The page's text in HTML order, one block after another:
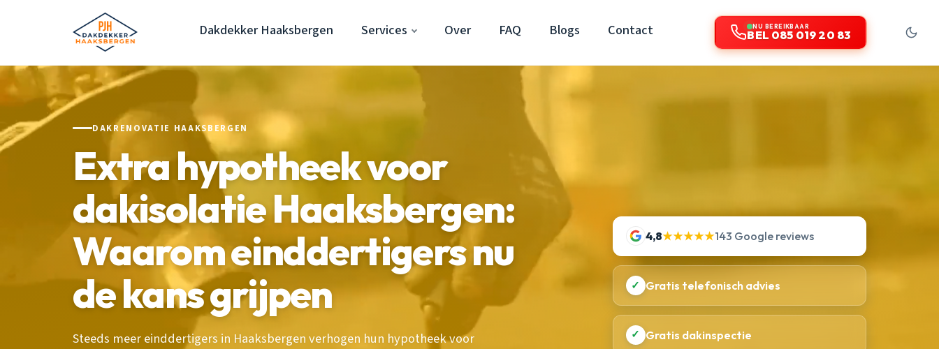
Dakdekker Haaksbergen Services Over FAQ Blogs Contact NU BEREIKBAAR
BEL 085 019 20 83
DAKRENOVATIE HAAKSBERGEN
Extra hypotheek voor
dakisolatie Haaksbergen:
Waarom einddertigers nu
de kans grijpen
Steeds meer einddertigers in Haaksbergen verhogen hun hypotheek voor
4,8★★★★★143 Google reviews
✓ Gratis telefonisch advies
✓ Gratis dakinspectie